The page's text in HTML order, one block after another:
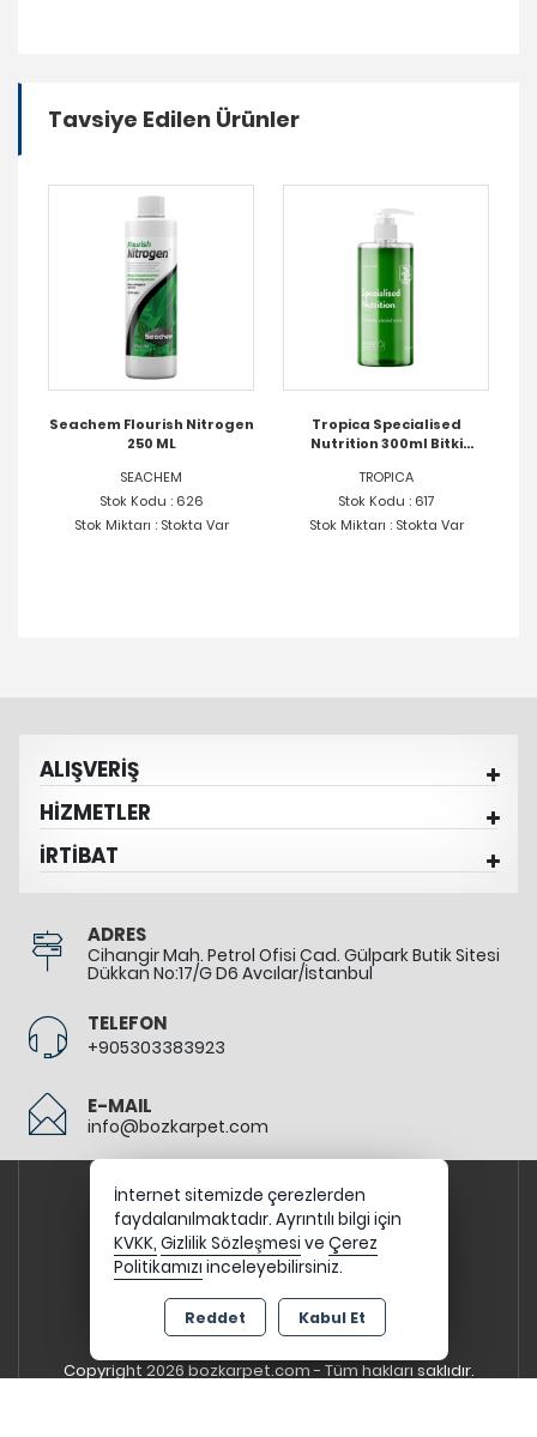
Tavsiye Edilen Ürünler
Seachem Flourish Nitrogen
250 ML
SEACHEM
Stok Kodu : 626
Stok Miktarı : Stokta Var
Tropica Specialised
Nutrition 300ml Bitki
TROPICA
Stok Kodu : 617
Stok Miktarı : Stokta Var
ALIŞVERİŞ
HİZMETLER
İRTİBAT
ADRES
Cihangir Mah. Petrol Ofisi Cad. Gülpark Butik Sitesi
Dükkan No:17/G D6 Avcılar/İstanbul
TELEFON
+905303383923
E-MAIL
info@bozkarpet.com
Copyright 2026 bozkarpet.com - Tüm hakları saklıdır.
İnternet sitemizde çerezlerden
faydalanılmaktadır. Ayrıntılı bilgi için
KVKK, Gizlilik Sözleşmesi ve Çerez
Politikamızı inceleyebilirsiniz.
Reddet Kabul Et